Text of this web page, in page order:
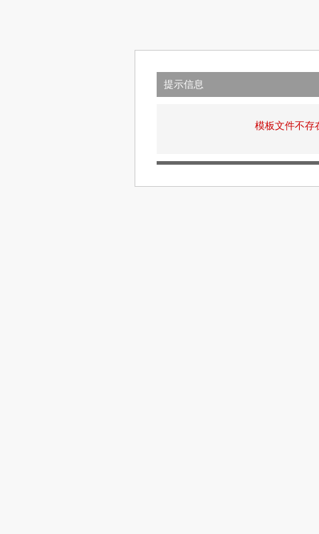
提示信息
模板文件不存